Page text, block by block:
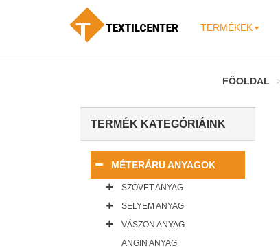
TERMÉKEK
FŐOLDAL
TERMÉK KATEGÓRIÁINK
MÉTERÁRU ANYAGOK
SZÖVET ANYAG
SELYEM ANYAG
VÁSZON ANYAG
ANGIN ANYAG